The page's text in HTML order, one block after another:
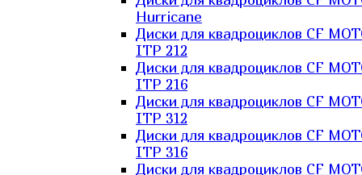
Hurricane
Диски для квадроциклов CF
ITP 212
Диски для квадроциклов CF
ITP 216
Диски для квадроциклов CF
ITP 312
Диски для квадроциклов CF
ITP 316
Диски для квадроциклов CF